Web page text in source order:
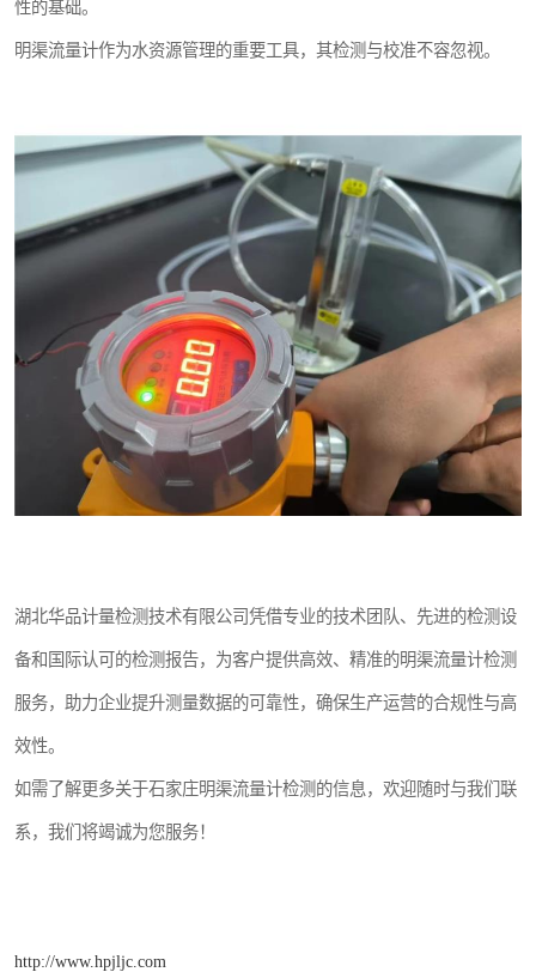
性的基础。
明渠流量计作为水资源管理的重要工具，其检测与校准不容忽视。
湖北华品计量检测技术有限公司凭借专业的技术团队、先进的检测设
备和国际认可的检测报告，为客户提供高效、精准的明渠流量计检测
服务，助力企业提升测量数据的可靠性，确保生产运营的合规性与高
效性。
如需了解更多关于石家庄明渠流量计检测的信息，欢迎随时与我们联
系，我们将竭诚为您服务！
http://www.hpjljc.com